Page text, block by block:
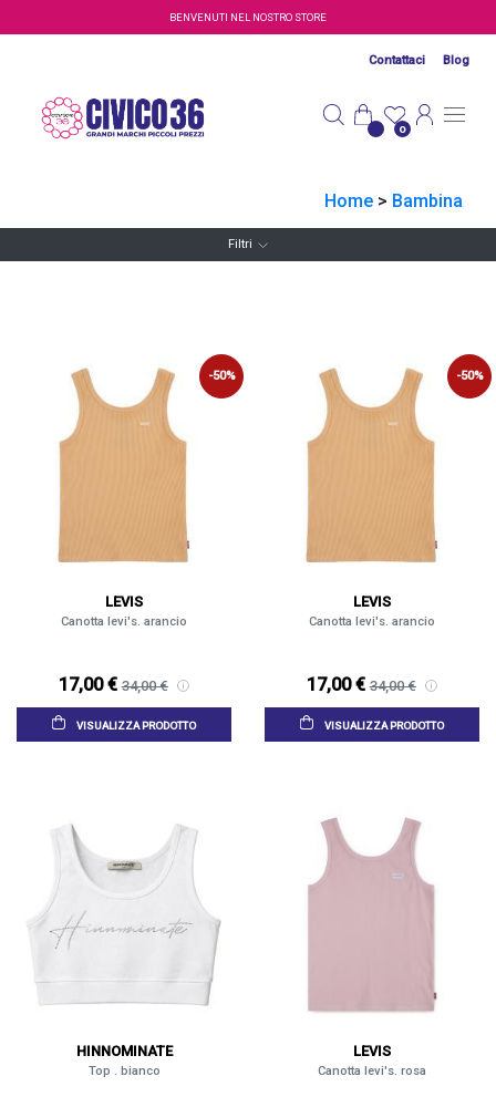
Salta al contenuto principaleBENVENUTI NEL NOSTRO STORE
Contattaci Blog
0
Home > Bambina
Filtri
-50%
LEVIS
Canotta levi's. arancio
17,00 € 34,00 €
VISUALIZZA PRODOTTO
-50%
LEVIS
Canotta levi's. arancio
17,00 € 34,00 €
VISUALIZZA PRODOTTO
HINNOMINATE
Top . bianco
LEVIS
Canotta levi's. rosa